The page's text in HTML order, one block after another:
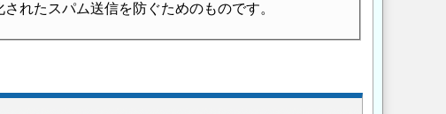
れたスパム送信を防ぐためのものです。